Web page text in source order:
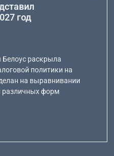
год
раскрыла
политики на
на выравнивании
различных форм